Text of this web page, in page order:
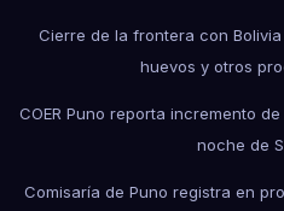
Cierre de la frontera con
huevos y otros
COER Puno reporta incremento
noche de
Comisaría de Puno registra en